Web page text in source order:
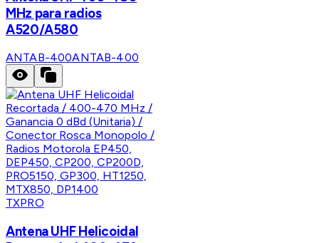
MHz para radios
A520/A580
ANTAB-400ANTAB-400
TXPRO
Antena UHF Helicoidal